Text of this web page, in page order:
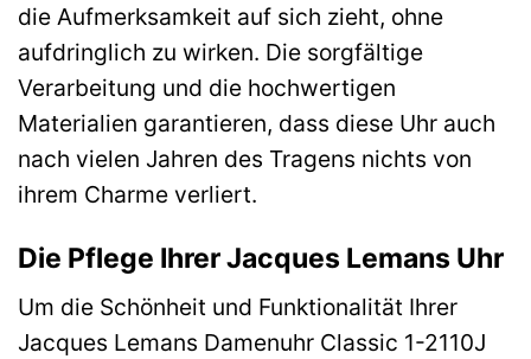
die Aufmerksamkeit auf sich zieht, ohne
aufdringlich zu wirken. Die sorgfältige
Verarbeitung und die hochwertigen
Materialien garantieren, dass diese Uhr auch
nach vielen Jahren des Tragens nichts von
ihrem Charme verliert.
Die Pflege Ihrer Jacques Lemans Uhr
Um die Schönheit und Funktionalität Ihrer
Jacques Lemans Damenuhr Classic 1-2110J